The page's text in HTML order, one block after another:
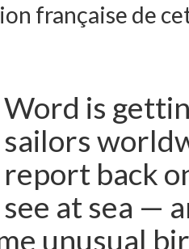
française de
Word is
sailors
report back
see at sea —
unusual